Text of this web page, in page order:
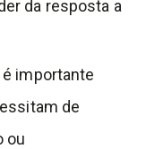
da resposta a
importante
de
ou